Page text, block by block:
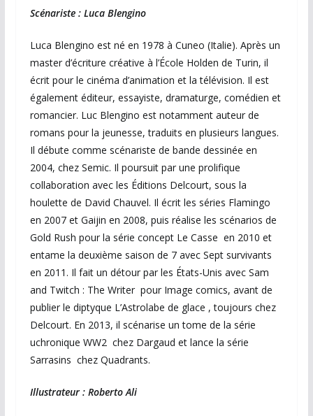
Scénariste : Luca Blengino
Luca Blengino est né en 1978 à Cuneo (Italie). Après un
master d’écriture créative à l’École Holden de Turin, il
écrit pour le cinéma d’animation et la télévision. Il est
également éditeur, essayiste, dramaturge, comédien et
romancier. Luc Blengino est notamment auteur de
romans pour la jeunesse, traduits en plusieurs langues.
Il débute comme scénariste de bande dessinée en
2004, chez Semic. Il poursuit par une prolifique
collaboration avec les Éditions Delcourt, sous la
houlette de David Chauvel. Il écrit les séries Flamingo
en 2007 et Gaijin en 2008, puis réalise les scénarios de
Gold Rush pour la série concept Le Casse en 2010 et
entame la deuxième saison de 7 avec Sept survivants
en 2011. Il fait un détour par les États-Unis avec Sam
and Twitch : The Writer pour Image comics, avant de
publier le diptyque L’Astrolabe de glace , toujours chez
Delcourt. En 2013, il scénarise un tome de la série
uchronique WW2 chez Dargaud et lance la série
Sarrasins chez Quadrants.
Illustrateur : Roberto Ali